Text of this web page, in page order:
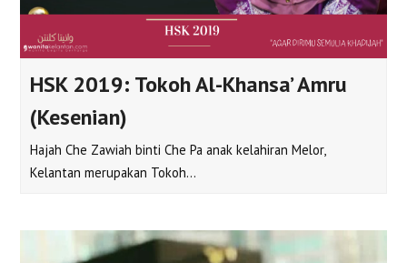
HSK 2019: Tokoh Al-Khansa’ Amru
(Kesenian)
Hajah Che Zawiah binti Che Pa anak kelahiran Melor,
Kelantan merupakan Tokoh…